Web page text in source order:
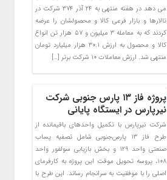
می دهد در هفته منتهی به ۲۴ آذر ۳۷۴ شرکت در
تالارها و بازار فرعی کالا و محصولشان را عرضه
کردند که به معامله ۳ میلیون و ۵۷ هزار تن انواع
کالا و محصول به ارزش ۳۰.۱ هزار میلیارد تومان
منتهی شد. ارزش معاملات ۱۰ شرکت برتر […]
پروژه فاز ۱۳ پارس جنوبی شرکت
نیرپارس در ایستگاه پایانی
شرکت نیرپارس با تکمیل واحدهای باقیمانده از
طرح فاز ۱۳ پارس‌جنوبی شامل تصفیه پساب
صنعتی واحد ۱۲۹ و بخش بازیابی سولفور واحد
۱۰۸، پروسه تحویل موقت این پروژه به کارفرمای
اصلی را با موفقیت به سرانجام رساند. این طرح با